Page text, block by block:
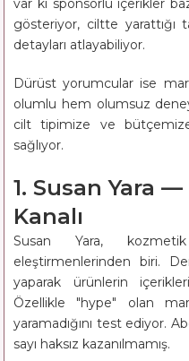
gösteriyor, ciltte yarattığı
detayları atlayabiliyor.
Dürüst yorumcular ise
olumlu hem olumsuz
cilt tipimize ve
sağlıyor.
1. Susan Yara
Kanalı
Susan Yara,
eleştirmenlerinden biri.
yaparak ürünlerin
Özellikle "hype" olan
yaramadığını test ediyor.
sayı haksız kazanılmamış.